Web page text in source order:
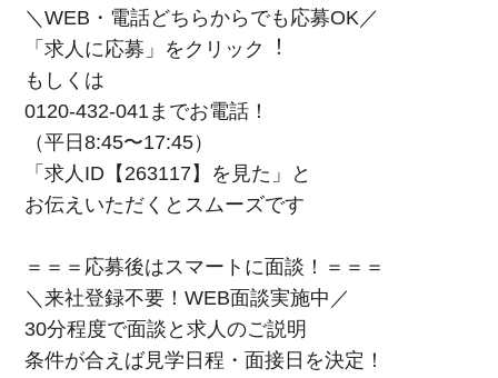
＼WEB・電話どちらからでも応募OK／
「求⼈に応募」をクリック︕
もしくは
0120-432-041までお電話！
（平⽇8:45〜17:45）
「求⼈ID【263117】を⾒た」と
お伝えいただくとスムーズです
＝＝＝応募後はスマートに面談！＝＝＝
＼来社登録不要！WEB⾯談実施中／
30分程度で面談と求人のご説明
条件が合えば見学日程・面接日を決定！